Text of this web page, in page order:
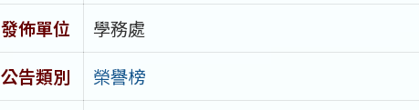
發佈單位
學務處
公告類別
榮譽榜